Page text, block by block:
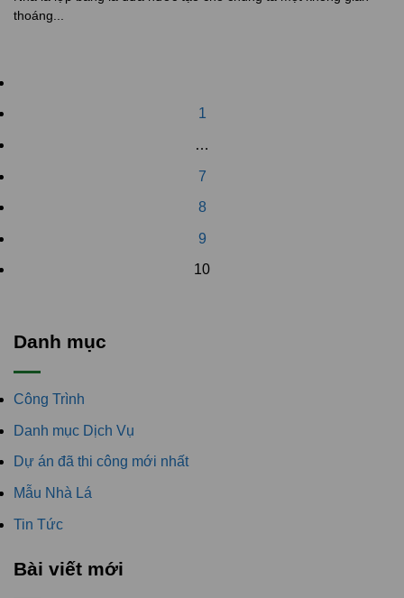
thoáng...
1
…
7
8
9
10
Danh mục
Công Trình
Danh mục Dịch Vụ
Dự án đã thi công mới nhất
Mẫu Nhà Lá
Tin Tức
Bài viết mới